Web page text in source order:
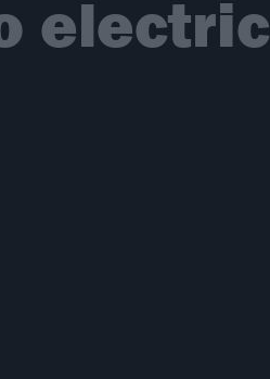
electric